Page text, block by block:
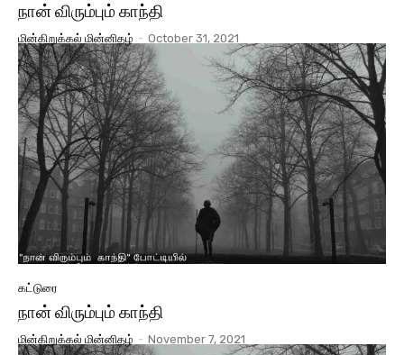
நான் விரும்பும் காந்தி
மின்கிறுக்கல் மின்னிதழ் - October 31, 2021
கட்டுரை
நான் விரும்பும் காந்தி
மின்கிறுக்கல் மின்னிதழ் - November 7, 2021